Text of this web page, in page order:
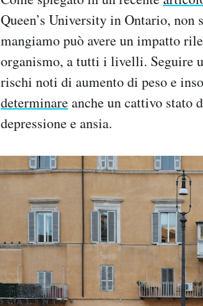
Queen’s University in Ontario,
mangiamo può avere un impatto
organismo, a tutti i livelli. Seguire
rischi noti di aumento di peso e
determinareanche un cattivo stato
depressione e ansia.